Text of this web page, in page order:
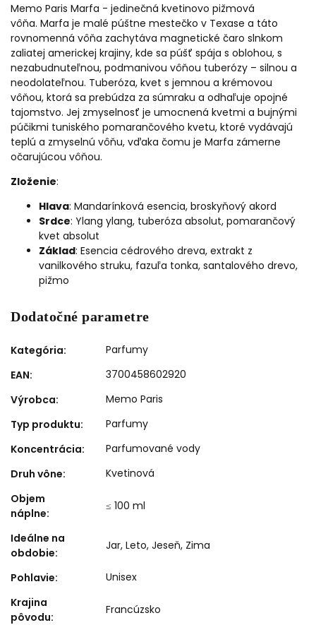
Memo Paris Marfa - jedinečná kvetinovo pižmová
vôňa. Marfa je malé púštne mestečko v Texase a táto
rovnomenná vôňa zachytáva magnetické čaro slnkom
zaliatej americkej krajiny, kde sa púšť spája s oblohou, s
nezabudnuteľnou, podmanivou vôňou tuberózy – silnou a
neodolateľnou. Tuberóza, kvet s jemnou a krémovou
vôňou, ktorá sa prebúdza za súmraku a odhaľuje opojné
tajomstvo. Jej zmyselnosť je umocnená kvetmi a bujnými
púčikmi tuniského pomarančového kvetu, ktoré vydávajú
teplú a zmyselnú vôňu, vďaka čomu je Marfa zámerne
očarujúcou vôňou.
Zloženie:
Hlava: Mandarínková esencia, broskyňový akord
Srdce: Ylang ylang, tuberóza absolut, pomarančový
kvet absolut
Základ: Esencia cédrového dreva, extrakt z
vanilkového struku, fazuľa tonka, santalového drevo,
pižmo
Dodatočné parametre
Kategória:
Parfumy
EAN:
3700458602920
Výrobca:
Memo Paris
Typ produktu:
Parfumy
Koncentrácia:
Parfumované vody
Druh vône:
Kvetinová
Objem
náplne:
≤ 100 ml
Ideálne na
obdobie:
Jar, Leto, Jeseň, Zima
Pohlavie:
Unisex
Krajina
pôvodu:
Francúzsko